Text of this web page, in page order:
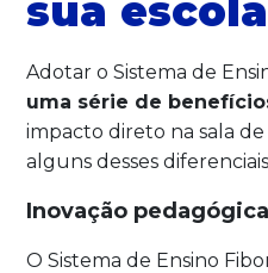
sua escola
Adotar o Sistema de
uma série de
impacto direto na sala
alguns desses
Inovação pedagógica
O Sistema de Ensino